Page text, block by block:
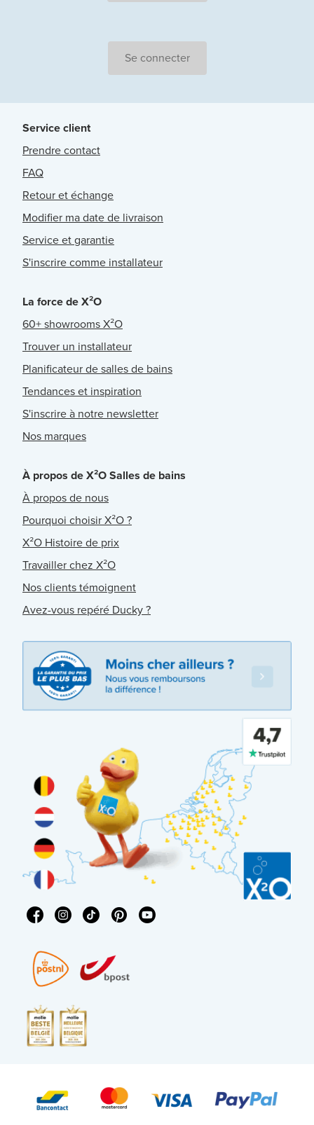
Se connecter
Service client
Prendre contact
FAQ
Retour et échange
Modifier ma date de livraison
Service et garantie
S'inscrire comme installateur
La force de X²O
60+ showrooms X²O
Trouver un installateur
Planificateur de salles de bains
Tendances et inspiration
S'inscrire à notre newsletter
Nos marques
À propos de X²O Salles de bains
À propos de nous
Pourquoi choisir X²O ?
X²O Histoire de prix
Travailler chez X²O
Nos clients témoignent
Avez-vous repéré Ducky ?